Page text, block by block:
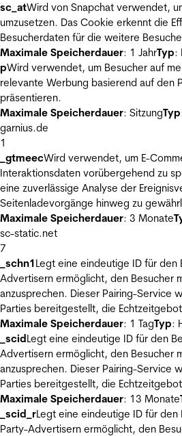
sc_atWird von Snapchat verwendet,
umzusetzen. Das Cookie erkennt die
Besucherdaten für die weitere
Maximale Speicherdauer: 1 JahrTyp:
pWird verwendet, um Besucher auf
relevante Werbung basierend auf den
präsentieren.
Maximale Speicherdauer: SitzungTyp
garnius.de
1
_gtmeecWird verwendet, um E-
Interaktionsdaten vorübergehend zu
eine zuverlässige Analyse der
Seitenladevorgänge hinweg zu
Maximale Speicherdauer: 3 Monate
sc-static.net
7
_schn1Legt eine eindeutige ID für
Advertisern ermöglicht, den Besucher
anzusprechen. Dieser Pairing-Service
Parties bereitgestellt, die
Maximale Speicherdauer: 1 TagTyp:
_scidLegt eine eindeutige ID für den
Advertisern ermöglicht, den Besucher
anzusprechen. Dieser Pairing-Service
Parties bereitgestellt, die
Maximale Speicherdauer: 13 Monate
_scid_rLegt eine eindeutige ID für
Party-Advertisern ermöglicht, den